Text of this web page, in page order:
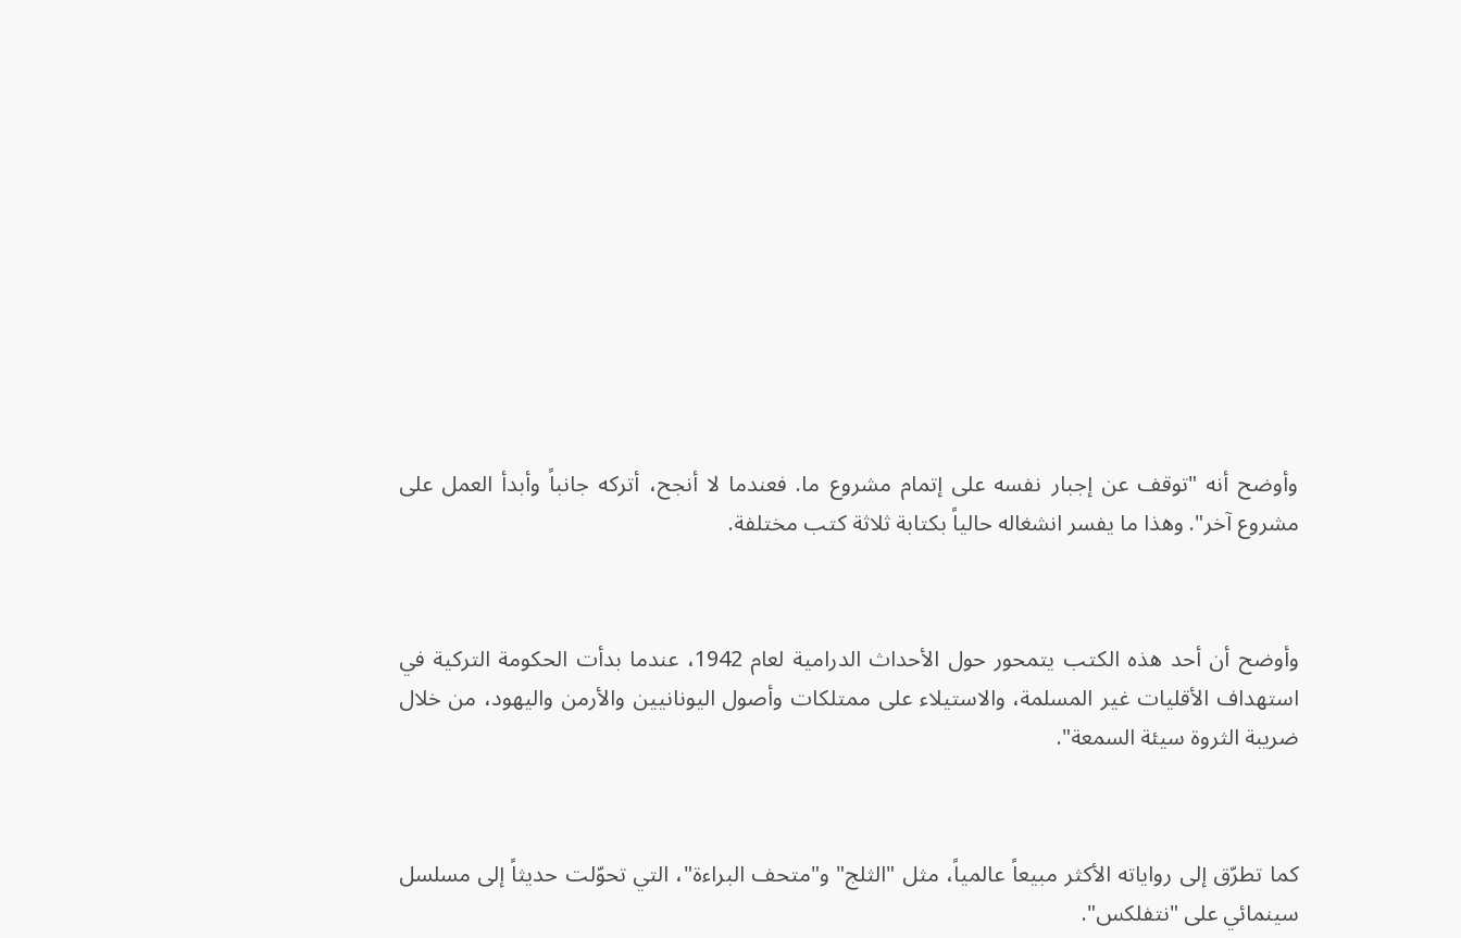
وأوضح أنه "توقف عن إجبار نفسه على إتمام مشروع ما. فعندما لا أنجح، أتركه جانباً وأبدأ العمل على
مشروع آخر". وهذا ما يفسر انشغاله حالياً بكتابة ثلاثة كتب مختلفة.
وأوضح أن أحد هذه الكتب يتمحور حول الأحداث الدرامية لعام 1942، عندما بدأت الحكومة التركية في
استهداف الأقليات غير المسلمة، والاستيلاء على ممتلكات وأصول اليونانيين والأرمن واليهود، من خلال
ضريبة الثروة سيئة السمعة".
كما تطرّق إلى رواياته الأكثر مبيعاً عالمياً، مثل "الثلج" و"متحف البراءة"، التي تحوّلت حديثاً إلى مسلسل
سينمائي على "نتفلكس".